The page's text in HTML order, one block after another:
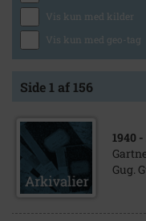
Vis kun med kilder
Vis kun med geo-tag
Side 1 af 156
1940 -
Gug.